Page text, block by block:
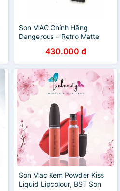
Son MAC Chính Hãng
Dangerous – Retro Matte
430.000 đ
Son Mac Kem Powder Kiss
Liquid Lipcolour, BST Son